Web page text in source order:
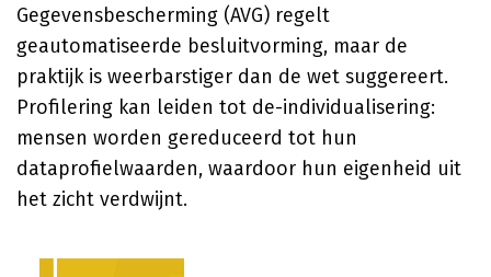
Gegevensbescherming (AVG) regelt
geautomatiseerde besluitvorming, maar de
praktijk is weerbarstiger dan de wet suggereert.
Profilering kan leiden tot de-individualisering:
mensen worden gereduceerd tot hun
dataprofielwaarden, waardoor hun eigenheid uit
het zicht verdwijnt.